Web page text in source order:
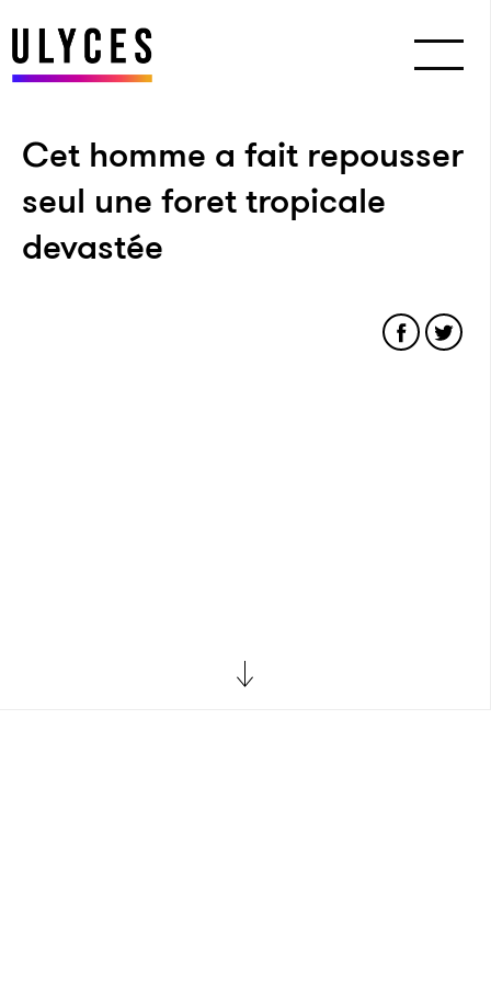
Cet homme a fait repousser
seul une foret tropicale
devastée